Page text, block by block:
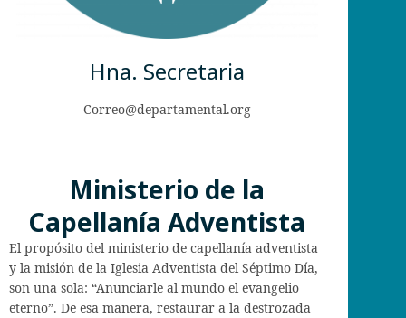
Hna. Secretaria
Correo@departamental.org
Ministerio de la
Capellanía Adventista
El propósito del ministerio de capellanía adventista
y la misión de la Iglesia Adventista del Séptimo Día,
son una sola: “Anunciarle al mundo el evangelio
eterno”. De esa manera, restaurar a la destrozada